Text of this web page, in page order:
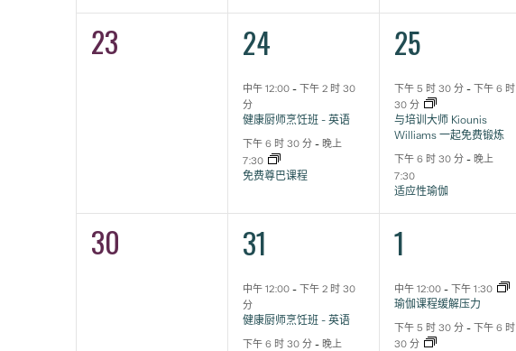
0
23
2
活
动,
24
中午 12:00 - 下午 2 时 30
分
健康厨师烹饪班 - 英语
下午 6 时 30 分 - 晚上
7:30
免费尊巴课程
2
活
动,
25
下午 5 时 30 分 - 下午 6 时
30 分
与培训大师 Kiounis
Williams 一起免费锻炼
下午 6 时 30 分 - 晚上
7:30
适应性瑜伽
0
30
2
活
动,
31
中午 12:00 - 下午 2 时 30
分
健康厨师烹饪班 - 英语
下午 6 时 30 分 - 晚上
3
活
动,
1
中午 12:00 - 下午 1:30
瑜伽课程缓解压力
下午 5 时 30 分 - 下午 6 时
30 分